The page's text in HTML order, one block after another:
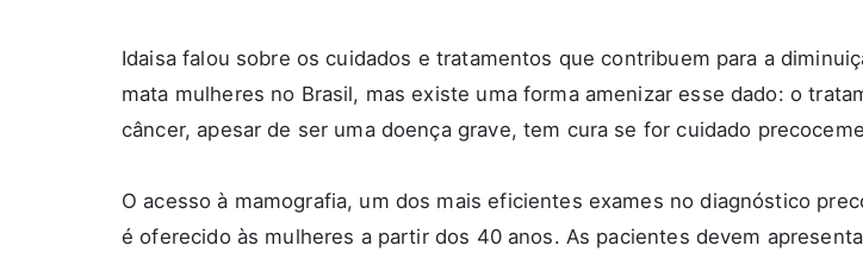
Idaisa falou sobre os cuidados e tratamentos que contribuem para a
mata mulheres no Brasil, mas existe uma forma amenizar esse dado: o
câncer, apesar de ser uma doença grave, tem cura se for cuidado
O acesso à mamografia, um dos mais eficientes exames no diagnóstico
é oferecido às mulheres a partir dos 40 anos. As pacientes devem